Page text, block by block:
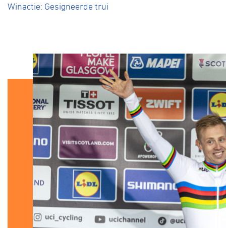
Winactie: Gesigneerde trui